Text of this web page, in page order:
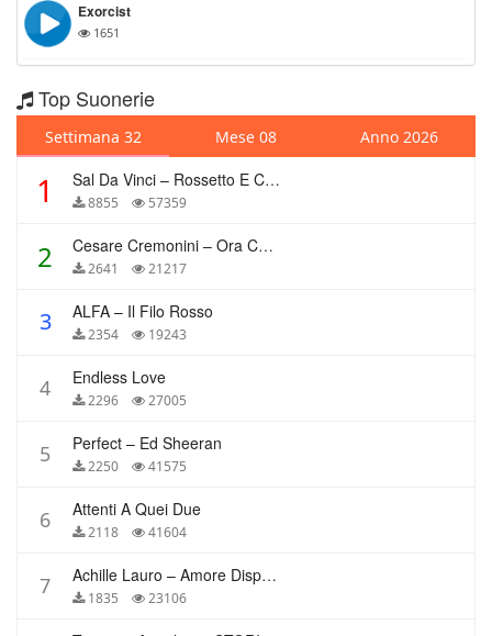
Exorcist
1651
Top Suonerie
Settimana 32 Mese 08 Anno 2026
1 Sal Da Vinci – Rossetto E Caffè
8855 57359
2 Cesare Cremonini – Ora Che Non Ho Più Te
2641 21217
3 ALFA – Il Filo Rosso
2354 19243
4 Endless Love
2296 27005
5 Perfect – Ed Sheeran
2250 41575
6 Attenti A Quei Due
2118 41604
7 Achille Lauro – Amore Disperato
1835 23106